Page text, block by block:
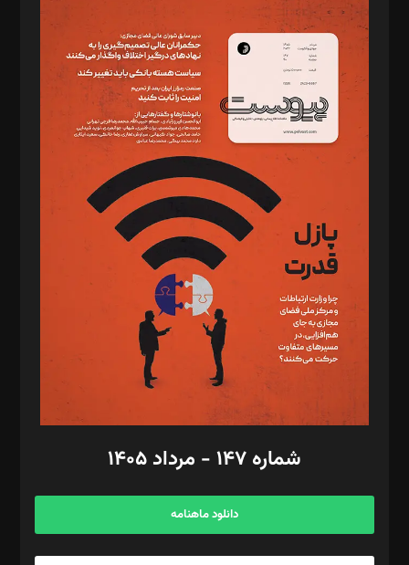
مدیر مسئول: محمدباقر اثنی‌عشری
سردبیر: مهرک محمودی
دبیر تحریریه: میثم قاسمی
د‌بیر ناداستان: سمانه سمیع
د‌بیر خدمت و تجارت: ابوالفضل رجبی
د‌بیر حقوق فناوری: حسام‌الدین ایپکچی
د‌بیر پیوست جهان: مینا پاکدل
د‌بیر تحریریه آنلاین: بابک نقاش
تحریریه‌: مجتبی محمود‌ی، آرش برهمند، یسنا امان‌پور، سروش کرمیان،
مصطفی مسجدی آرانی، ابوالفضل رجبی، زهرا فکرانه، فائزه فتحی
رستمی،مصطفی باستان
ویرایش: نگار استاد‌‌آقا
طراح یونیفرم: مجید توکلی
فیلمبرداری و عکاسی: امیر شفیعی، مانی لطفی زاده
گرافیک و صفحه‌آرایی: سید‌سبحان‌علی ثابت
مد‌یر توسعه تجاری: کامبیز برید‌
امور مالی: شاپور رهبری، محمد‌ کاظمی‌نیا
آگهی و مشترکین: ۰۹۱۹۹۹۹۰۴۵۴
شماره ۱۴۷ - مرداد ۱۴۰۵
دانلود ماهنامه